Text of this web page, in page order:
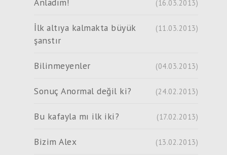
Anladım! (16.03.2013)
İlk altıya kalmakta büyük
şanstır
(11.03.2013)
Bilinmeyenler (04.03.2013)
Sonuç Anormal değil ki? (24.02.2013)
Bu kafayla mı ilk iki? (17.02.2013)
Bizim Alex (13.02.2013)